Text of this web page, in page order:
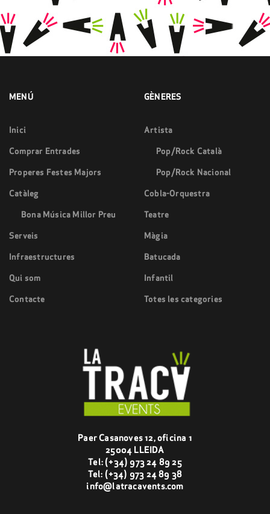
MENÚ
Inici
Comprar Entrades
Properes Festes Majors
Catàleg
Bona Música Millor Preu
Serveis
Infraestructures
Qui som
Contacte
GÈNERES
Artista
Pop/Rock Català
Pop/Rock Nacional
Cobla-Orquestra
Teatre
Màgia
Batucada
Infantil
Totes les categories
Paer Casanoves 12, oficina 1
25004 LLEIDA
Tel: (+34) 973 24 89 25
Tel: (+34) 973 24 89 38
info@latracavents.com